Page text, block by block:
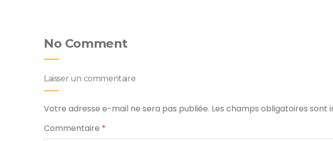
No Comment
Laisser un commentaire
Votre adresse e-mail ne sera pas publiée. Les champs obligatoires sont
Commentaire *